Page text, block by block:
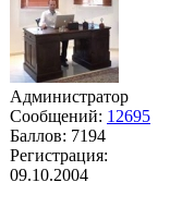
Администратор
Сообщений: 12695
Баллов: 7194
Регистрация:
09.10.2004